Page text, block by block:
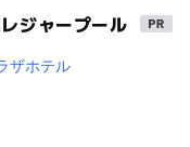
ジャープール